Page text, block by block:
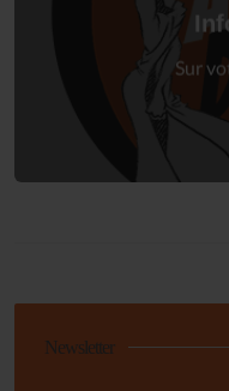
Sur
Newsletter